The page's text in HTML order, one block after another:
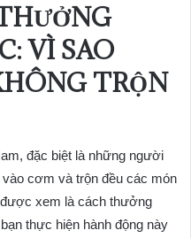
VÌ SAO
TRỘN
đặc biệt là những người
cơm và trộn đều các món
xem là cách thưởng
thực hiện hành động này